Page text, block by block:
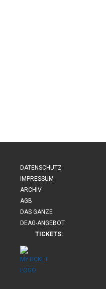
DATENSCHUTZ
IMPRESSUM
ARCHIV
AGB
DAS GANZE
DEAG-ANGEBOT
TICKETS: